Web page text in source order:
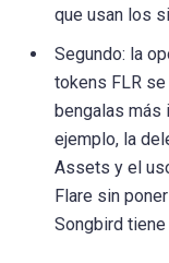
que usan los
Segundo: la
tokens FLR
bengalas más
ejemplo, la
Assets y el
Flare sin
Songbird tiene